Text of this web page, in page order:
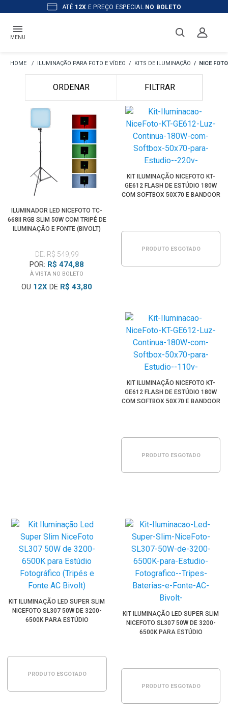
ATÉ 12X E PREÇO ESPECIAL NO BOLETO
MENU
ILUMINAÇÃO PARA FOTO E VÍDEO KITS DE ILUMINAÇÃO NICE FOTO
ORDENAR FILTRAR
ILUMINADOR LED NICEFOTO TC-
668II RGB SLIM 50W COM TRIPÉ DE
ILUMINAÇÃO E FONTE (BIVOLT)
DE: R$ 549,99
POR: R$ 474,88
À VISTA NO BOLETO
OU 12X DE R$ 43,80
KIT ILUMINAÇÃO NICEFOTO KT-
GE612 FLASH DE ESTÚDIO 180W
COM SOFTBOX 50X70 E BANDOOR
PRODUTO ESGOTADO
KIT ILUMINAÇÃO NICEFOTO KT-
GE612 FLASH DE ESTÚDIO 180W
COM SOFTBOX 50X70 E BANDOOR
PRODUTO ESGOTADO
KIT ILUMINAÇÃO LED SUPER SLIM
NICEFOTO SL307 50W DE 3200-
6500K PARA ESTÚDIO
PRODUTO ESGOTADO
KIT ILUMINAÇÃO LED SUPER SLIM
NICEFOTO SL307 50W DE 3200-
6500K PARA ESTÚDIO
PRODUTO ESGOTADO